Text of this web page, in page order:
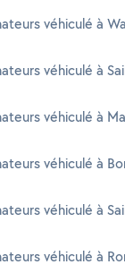
véhiculé à
véhiculé à
véhiculé à
véhiculé à
véhiculé à
véhiculé à